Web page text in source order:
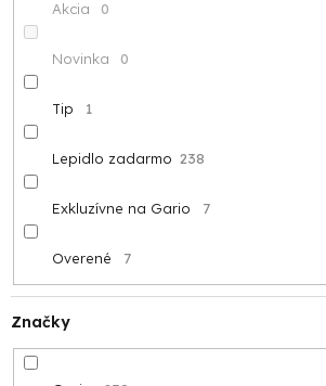
o
v
Akcia 0
Novinka 0
Tip 1
Lepidlo zadarmo 238
Exkluzívne na Gario 7
Overené 7
Značky